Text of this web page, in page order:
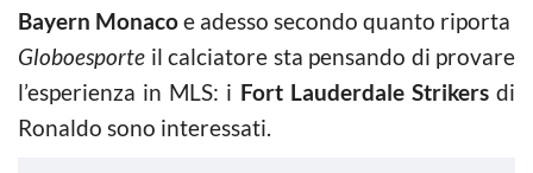
Bayern Monacoe adesso secondo quanto riporta
Globoesporte il calciatore sta pensando di provare
l’esperienza in MLS: i Fort Lauderdale Strikersdi
Ronaldo sono interessati.